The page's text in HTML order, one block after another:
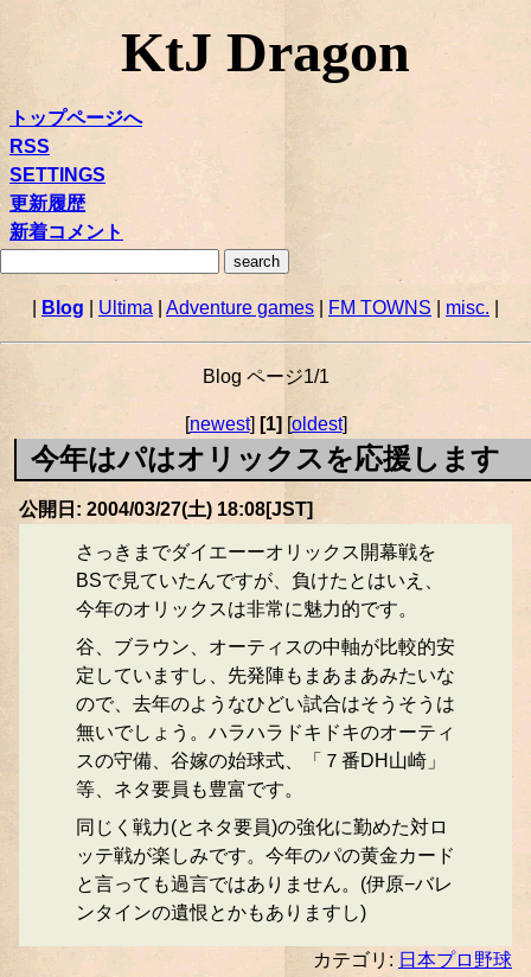
KtJ Dragon
トップページへ
RSS
SETTINGS
更新履歴
新着コメント
Blog Ultima Adventure games FM TOWNS| misc.
Blog ページ1/1
[newest] [1] [oldest]
今年はパはオリックスを応援します
公開日: 2004/03/27(土) 18:08[JST]
さっきまでダイエーーオリックス開幕戦を
BSで見ていたんですが、負けたとはいえ、
今年のオリックスは非常に魅力的です。
谷、ブラウン、オーティスの中軸が比較的安
定していますし、先発陣もまあまあみたいな
ので、去年のようなひどい試合はそうそうは
無いでしょう。ハラハラドキドキのオーティ
スの守備、谷嫁の始球式、「７番DH山崎」
等、ネタ要員も豊富です。
同じく戦力(とネタ要員)の強化に勤めた対ロ
ッテ戦が楽しみです。今年のパの黄金カード
と言っても過言ではありません。(伊原−バレ
ンタインの遺恨とかもありますし)
カテゴリ: 日本プロ野球